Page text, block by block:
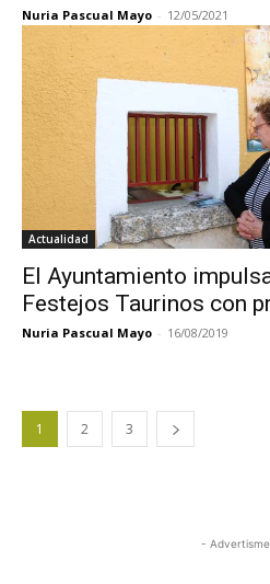
Nuria Pascual Mayo - 12/05/2021
Actualidad
El Ayuntamiento
Festejos Taurinos con
Nuria Pascual Mayo - 16/08/2019
1 2 3
-